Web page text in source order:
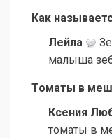
Как
Лейла
малыша
Томаты в
Ксения
томаты в